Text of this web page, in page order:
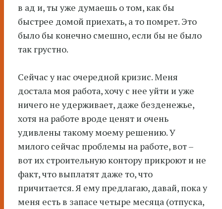
в ад и, ты уже думаешь о том, как бы
быстрее домой приехать, а то помрет. Это
было бы конечно смешно, если бы не было
так грустно.
Сейчас у нас очередной кризис. Меня
достала моя работа, хочу с нее уйти и уже
ничего не удерживает, даже безденежье,
хотя на работе вроде ценят и очень
удивлены такому моему решению. У
милого сейчас проблемы на работе, вот –
вот их строительную контору прикроют и не
факт, что выплатят даже то, что
причитается. Я ему предлагаю, давай, пока у
меня есть в запасе четыре месяца (отпуска,